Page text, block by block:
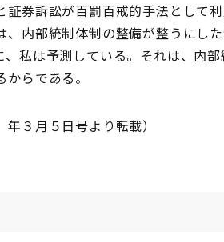
券訴訟が百罰百戒的手法として
内部統制体制の整備が整うにし
私は予測している。それは、内
らである。
３月５日号より転載）